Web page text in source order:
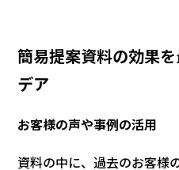
簡易提案資料の効果
デア
お客様の声や事例の活用
資料の中に、過去のお客様